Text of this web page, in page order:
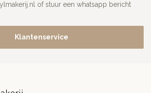
of stuur een whatsapp bericht
Klantenservice